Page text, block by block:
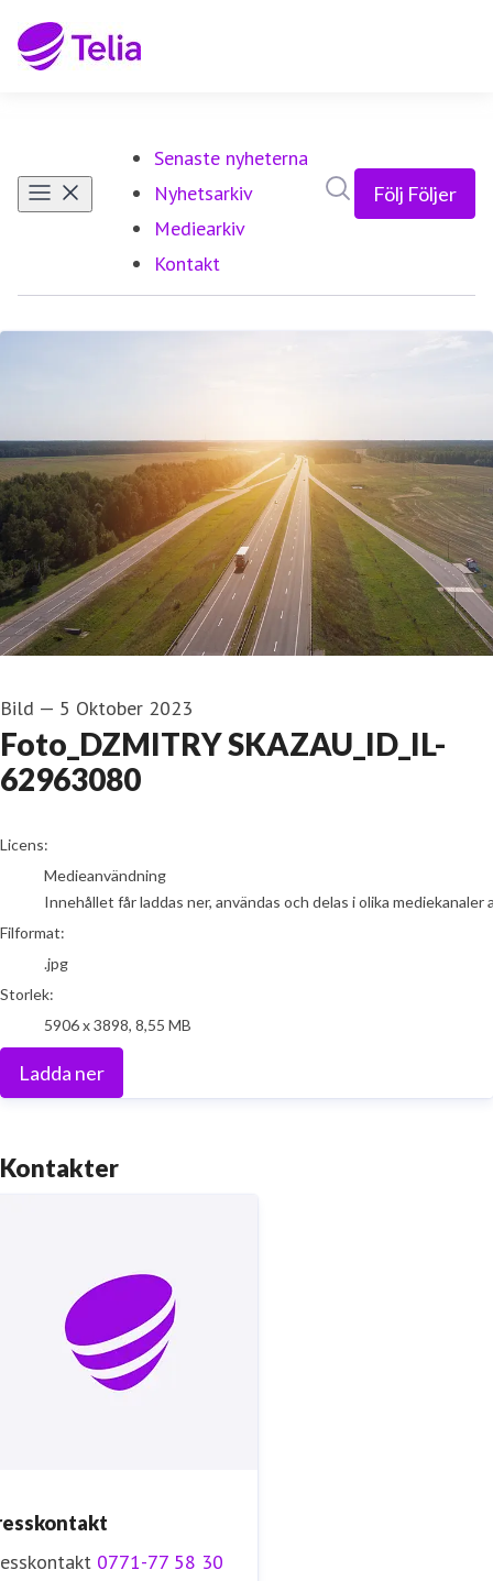
Senaste nyheterna
Nyhetsarkiv
Mediearkiv
Kontakt
Följ Följer
Bild — 5 Oktober 2023
Foto_DZMITRY SKAZAU_ID_IL-
62963080
go to media item
Licens:
Medieanvändning
Innehållet får laddas ner, användas och delas i olika
Filformat:
.jpg
Storlek:
5906 x 3898, 8,55 MB
Ladda ner
Kontakter
0771-77 58 30